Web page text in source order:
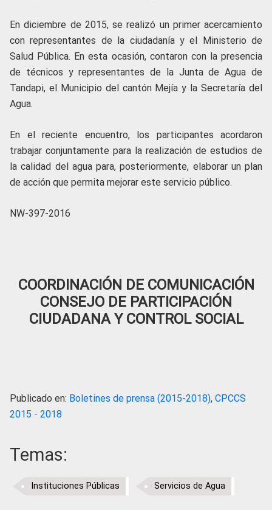
En diciembre de 2015, se realizó un primer acercamiento
con representantes de la ciudadanía y el Ministerio de
Salud Pública. En esta ocasión, contaron con la presencia
de técnicos y representantes de la Junta de Agua de
Tandapi, el Municipio del cantón Mejía y la Secretaría del
Agua.
En el reciente encuentro, los participantes acordaron
trabajar conjuntamente para la realización de estudios de
la calidad del agua para, posteriormente, elaborar un plan
de acción que permita mejorar este servicio público.
NW-397-2016
COORDINACIÓN DE COMUNICACIÓN
CONSEJO DE PARTICIPACIÓN
CIUDADANA Y CONTROL SOCIAL
Publicado en: Boletines de prensa (2015-2018), CPCCS
2015 - 2018
Temas:
Instituciones Públicas Servicios de Agua